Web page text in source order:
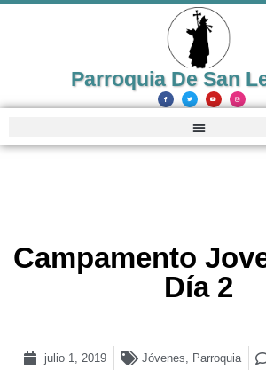
Parroquia De San
Campamento
Día 2
julio 1, 2019 Jóvenes, Parroquia